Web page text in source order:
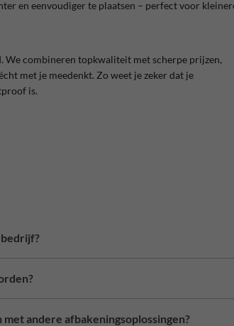
en eenvoudiger te plaatsen – perfect voor
We combineren topkwaliteit met scherpe prijzen,
met je meedenkt. Zo weet je zeker dat je
is.
andere afbakeningsoplossingen?